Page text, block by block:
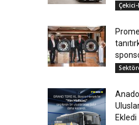
Ekledi